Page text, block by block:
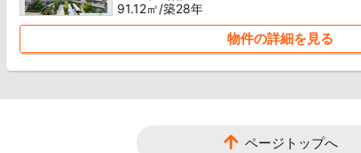
91.12㎡/築28年
物件の詳細を見る
ページトップへ